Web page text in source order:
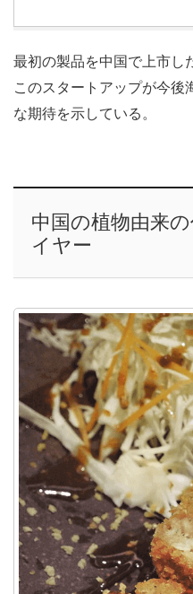
最初の製品を中国で上市し
このスタートアップが今後
な期待を示している。
中国の植物由来
イヤー